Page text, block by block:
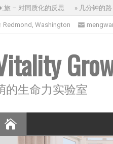
对同质化的反思 » 几分钟的路，
Redmond, Washington
的生命力实验室